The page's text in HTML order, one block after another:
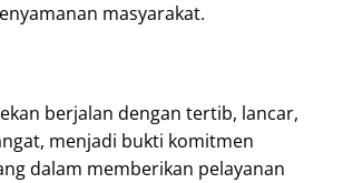
masyarakat.
berjalan dengan tertib, lancar,
menjadi bukti komitmen
dalam memberikan pelayanan